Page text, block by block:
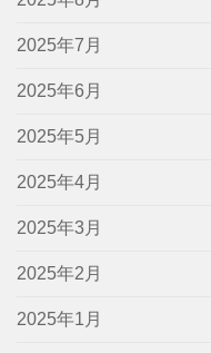
2025年7月
2025年6月
2025年5月
2025年4月
2025年3月
2025年2月
2025年1月